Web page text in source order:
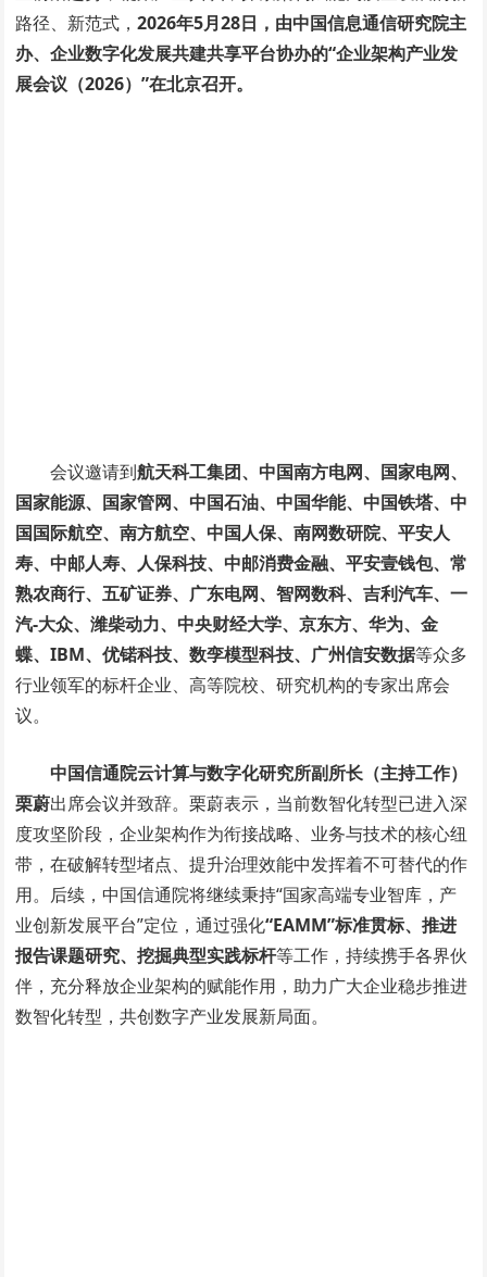
路径、新范式，2026年5月28日，由中国信息通信研究院主
办、企业数字化发展共建共享平台协办的“企业架构产业发
展会议（2026）”在北京召开。
会议邀请到航天科工集团、中国南方电网、国家电网、
国家能源、国家管网、中国石油、中国华能、中国铁塔、中
国国际航空、南方航空、中国人保、南网数研院、平安人
寿、中邮人寿、人保科技、中邮消费金融、平安壹钱包、常
熟农商行、五矿证券、广东电网、智网数科、吉利汽车、一
汽-大众、潍柴动力、中央财经大学、京东方、华为、金
蝶、IBM、优锘科技、数孪模型科技、广州信安数据等众多
行业领军的标杆企业、高等院校、研究机构的专家出席会
议。
中国信通院云计算与数字化研究所副所长（主持工作）
栗蔚出席会议并致辞。栗蔚表示，当前数智化转型已进入深
度攻坚阶段，企业架构作为衔接战略、业务与技术的核心纽
带，在破解转型堵点、提升治理效能中发挥着不可替代的作
用。后续，中国信通院将继续秉持“国家高端专业智库，产
业创新发展平台”定位，通过强化“EAMM”标准贯标、推进
报告课题研究、挖掘典型实践标杆等工作，持续携手各界伙
伴，充分释放企业架构的赋能作用，助力广大企业稳步推进
数智化转型，共创数字产业发展新局面。